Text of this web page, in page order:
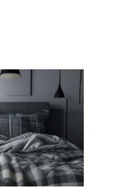
Шерстяные пледы
Комфортный плед